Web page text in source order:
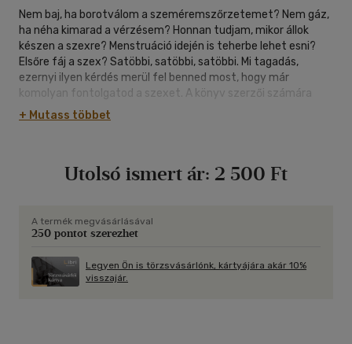
Nem baj, ha borotválom a szeméremszőrzetemet? Nem gáz,
ha néha kimarad a vérzésem? Honnan tudjam, mikor állok
készen a szexre? Menstruáció idején is teherbe lehet esni?
Elsőre fáj a szex? Satöbbi, satöbbi, satöbbi. Mi tagadás,
ezernyi ilyen kérdés merül fel benned most, hogy már
komolyan fontolgatod a szexet. A könyv szerzői számára
nincs tabutéma: nem szívbajosak meredeken fogalmazni a
legrázósabb kérdésekben sem, és szokatlan hangjukra csajok
+ Mutass többet
Utolsó ismert ár: 2 500 Ft
A termék megvásárlásával
250 pontot szerezhet
Legyen Ön is törzsvásárlónk, kártyájára akár 10%
visszajár.